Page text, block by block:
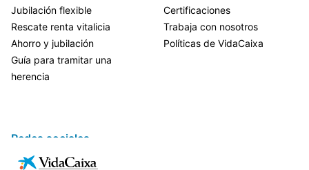
Jubilación flexible
Rescate renta vitalicia
Ahorro y jubilación
Guía para tramitar una
herencia
Certificaciones
Trabaja con nosotros
Políticas de VidaCaixa
Redes sociales